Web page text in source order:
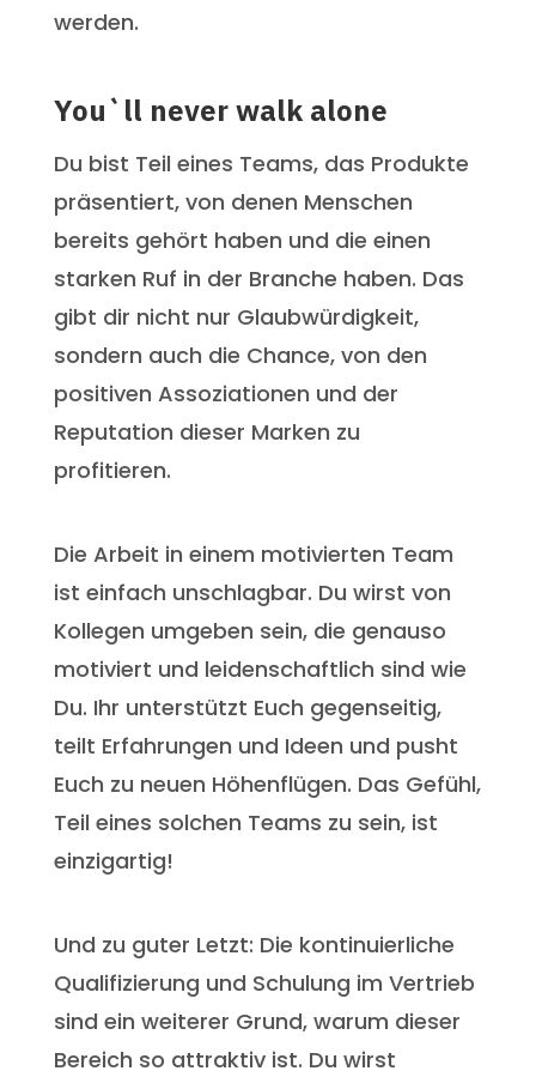
werden.
You`ll never walk alone
Du bist Teil eines Teams, das Produkte
präsentiert, von denen Menschen
bereits gehört haben und die einen
starken Ruf in der Branche haben. Das
gibt dir nicht nur Glaubwürdigkeit,
sondern auch die Chance, von den
positiven Assoziationen und der
Reputation dieser Marken zu
profitieren.
Die Arbeit in einem motivierten Team
ist einfach unschlagbar. Du wirst von
Kollegen umgeben sein, die genauso
motiviert und leidenschaftlich sind wie
Du. Ihr unterstützt Euch gegenseitig,
teilt Erfahrungen und Ideen und pusht
Euch zu neuen Höhenflügen. Das Gefühl,
Teil eines solchen Teams zu sein, ist
einzigartig!
Und zu guter Letzt: Die kontinuierliche
Qualifizierung und Schulung im Vertrieb
sind ein weiterer Grund, warum dieser
Bereich so attraktiv ist. Du wirst